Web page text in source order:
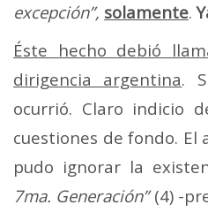
excepción”, solamente.
Éste hecho debió
dirigencia argentina.
ocurrió. Claro indicio
cuestiones de fondo.
pudo ignorar la
7ma. Generación”(4) -